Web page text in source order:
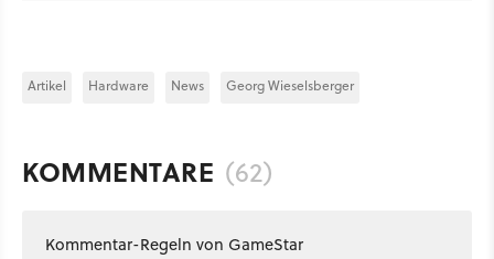
Artikel Hardware News Georg Wieselsberger
KOMMENTARE (62)
Kommentar-Regeln von GameStar